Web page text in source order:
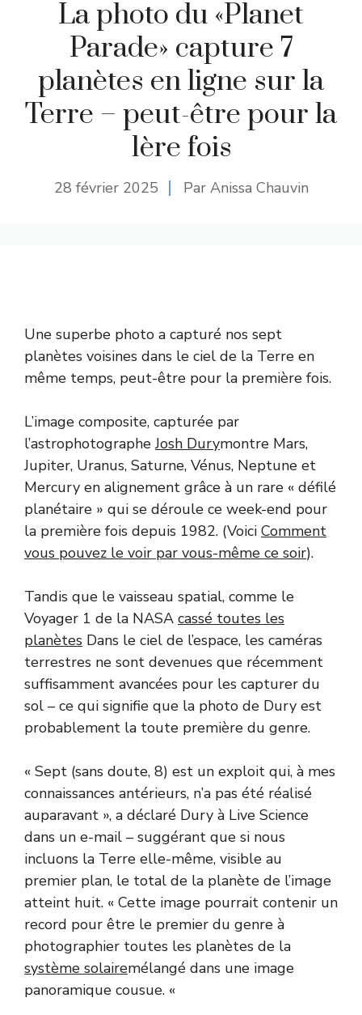
La photo du «Planet
Parade» capture 7
planètes en ligne sur la
Terre – peut-être pour la
1ère fois
28 février 2025 Par Anissa Chauvin
Une superbe photo a capturé nos sept
planètes voisines dans le ciel de la Terre en
même temps, peut-être pour la première fois.
L’image composite, capturée par
l’astrophotographeJosh Durymontre Mars,
Jupiter, Uranus, Saturne, Vénus, Neptune et
Mercury en alignement grâce à un rare « défilé
planétaire » qui se déroule ce week-end pour
la première fois depuis 1982. (Voici Comment
vous pouvez le voir par vous-même ce soir).
Tandis que le vaisseau spatial, comme le
Voyager 1 de la NASA cassé toutes les
planètes Dans le ciel de l’espace, les caméras
terrestres ne sont devenues que récemment
suffisamment avancées pour les capturer du
sol – ce qui signifie que la photo de Dury est
probablement la toute première du genre.
« Sept (sans doute, 8) est un exploit qui, à mes
connaissances antérieurs, n’a pas été réalisé
auparavant », a déclaré Dury à Live Science
dans un e-mail – suggérant que si nous
incluons la Terre elle-même, visible au
premier plan, le total de la planète de l’image
atteint huit. « Cette image pourrait contenir un
record pour être le premier du genre à
photographier toutes les planètes de la
système solairemélangé dans une image
panoramique cousue. «